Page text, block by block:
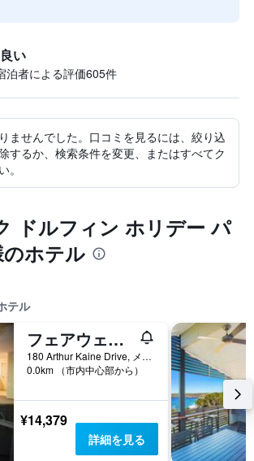
い
泊者による評価605​件
ませんでした。口コミを見るには、絞り込
するか、検索条件を変更、またはすべてク
。
ドルフィン ホリデー パ
ホテル
テル
フェアウェイ モーター イン
180 Arthur Kaine Drive, メリンブラ, NSW, オーストラリア
0.0km （市内中心部から）
¥14,379
詳細を見る